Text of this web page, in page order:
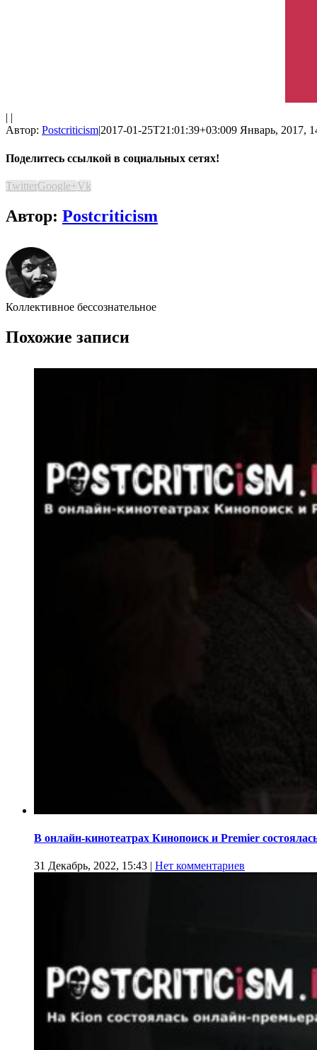
| |
Автор: Postcriticism|2017-01-25T21:01:39+03:009 Январь, 2017,
Поделитесь ссылкой в социальных сетях!
TwitterGoogle+Vk
Автор: Postcriticism
Коллективное бессознательное
Похожие записи
В онлайн-кинотеатрах Кинопоиск и Premier
31 Декабрь, 2022, 15:43 | Нет комментариев